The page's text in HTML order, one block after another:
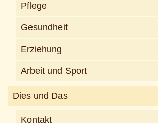
Pflege
Gesundheit
Erziehung
Arbeit und Sport
Dies und Das
Kontakt